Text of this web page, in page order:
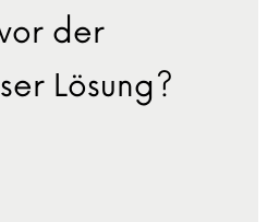
der
Lösung?